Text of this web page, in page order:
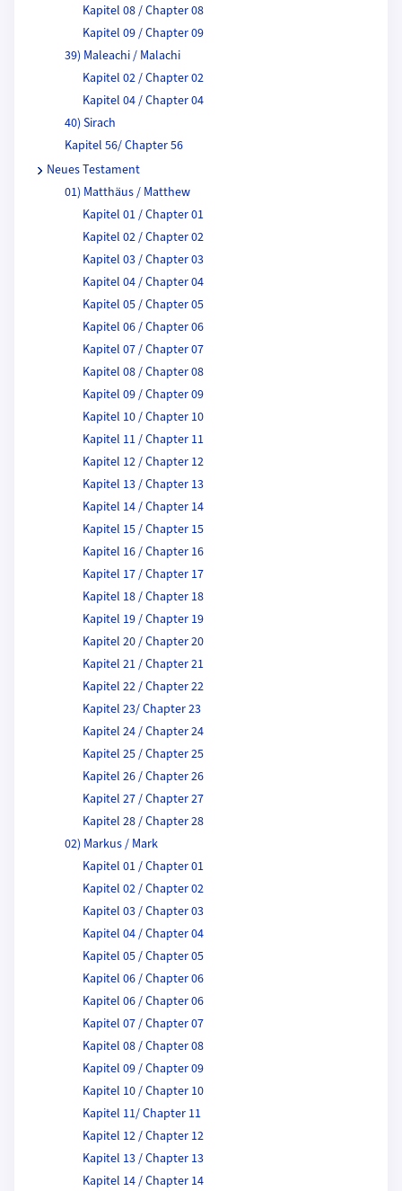
Kapitel 08 / Chapter 08
Kapitel 09 / Chapter 09
39) Maleachi / Malachi
Kapitel 02 / Chapter 02
Kapitel 04 / Chapter 04
40) Sirach
Kapitel 56/ Chapter 56
Neues Testament
01) Matthäus / Matthew
Kapitel 01 / Chapter 01
Kapitel 02 / Chapter 02
Kapitel 03 / Chapter 03
Kapitel 04 / Chapter 04
Kapitel 05 / Chapter 05
Kapitel 06 / Chapter 06
Kapitel 07 / Chapter 07
Kapitel 08 / Chapter 08
Kapitel 09 / Chapter 09
Kapitel 10 / Chapter 10
Kapitel 11 / Chapter 11
Kapitel 12 / Chapter 12
Kapitel 13 / Chapter 13
Kapitel 14 / Chapter 14
Kapitel 15 / Chapter 15
Kapitel 16 / Chapter 16
Kapitel 17 / Chapter 17
Kapitel 18 / Chapter 18
Kapitel 19 / Chapter 19
Kapitel 20 / Chapter 20
Kapitel 21 / Chapter 21
Kapitel 22 / Chapter 22
Kapitel 23/ Chapter 23
Kapitel 24 / Chapter 24
Kapitel 25 / Chapter 25
Kapitel 26 / Chapter 26
Kapitel 27 / Chapter 27
Kapitel 28 / Chapter 28
02) Markus / Mark
Kapitel 01 / Chapter 01
Kapitel 02 / Chapter 02
Kapitel 03 / Chapter 03
Kapitel 04 / Chapter 04
Kapitel 05 / Chapter 05
Kapitel 06 / Chapter 06
Kapitel 06 / Chapter 06
Kapitel 07 / Chapter 07
Kapitel 08 / Chapter 08
Kapitel 09 / Chapter 09
Kapitel 10 / Chapter 10
Kapitel 11/ Chapter 11
Kapitel 12 / Chapter 12
Kapitel 13 / Chapter 13
Kapitel 14 / Chapter 14